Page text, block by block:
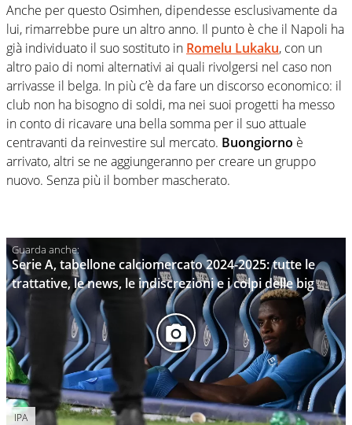
Anche per questo Osimhen, dipendesse esclusivamente da
lui, rimarrebbe pure un altro anno. Il punto è che il Napoli ha
già individuato il suo sostituto in Romelu Lukaku, con un
altro paio di nomi alternativi ai quali rivolgersi nel caso non
arrivasse il belga. In più c’è da fare un discorso economico: il
club non ha bisogno di soldi, ma nei suoi progetti ha messo
in conto di ricavare una bella somma per il suo attuale
centravanti da reinvestire sul mercato. Buongiorno è
arrivato, altri se ne aggiungeranno per creare un gruppo
nuovo. Senza più il bomber mascherato.
Serie A, tabellone calciomercato 2024-2025: tutte le
trattative, le news, le indiscrezioni e i colpi delle big
IPA